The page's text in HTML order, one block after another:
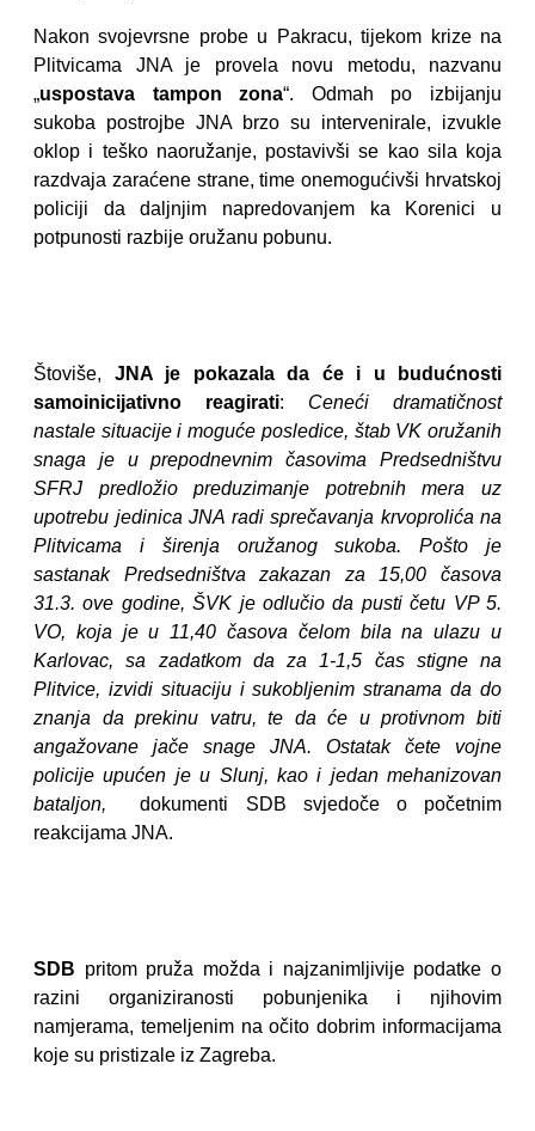
Nakon svojevrsne probe u Pakracu, tijekom krize na
Plitvicama JNA je provela novu metodu, nazvanu
„uspostava tampon zona“. Odmah po izbijanju
sukoba postrojbe JNA brzo su intervenirale, izvukle
oklop i teško naoružanje, postavivši se kao sila koja
razdvaja zaraćene strane, time onemogućivši hrvatskoj
policiji da daljnjim napredovanjem ka Korenici u
potpunosti razbije oružanu pobunu.
Štoviše, JNA je pokazala da će i u budućnosti
samoinicijativno reagirati: Ceneći dramatičnost
nastale situacije i moguće posledice, štab VK oružanih
snaga je u prepodnevnim časovima Predsedništvu
SFRJ predložio preduzimanje potrebnih mera uz
upotrebu jedinica JNA radi sprečavanja krvoprolića na
Plitvicama i širenja oružanog sukoba. Pošto je
sastanak Predsedništva zakazan za 15,00 časova
31.3. ove godine, ŠVK je odlučio da pusti četu VP 5.
VO, koja je u 11,40 časova čelom bila na ulazu u
Karlovac, sa zadatkom da za 1-1,5 čas stigne na
Plitvice, izvidi situaciju i sukobljenim stranama da do
znanja da prekinu vatru, te da će u protivnom biti
angažovane jače snage JNA. Ostatak čete vojne
policije upućen je u Slunj, kao i jedan mehanizovan
bataljon,dokumenti SDB svjedoče o početnim
reakcijama JNA.
SDB pritom pruža možda i najzanimljivije podatke o
razini organiziranosti pobunjenika i njihovim
namjerama, temeljenim na očito dobrim informacijama
koje su pristizale iz Zagreba.